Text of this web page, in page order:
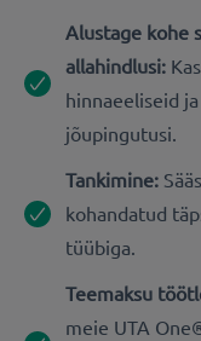
Alustage kohe
allahindlusi:
hinnaeeliseid
jõupingutusi.
Tankimine:
kohandatud
tüübiga.
Teemaksu
meie UTA